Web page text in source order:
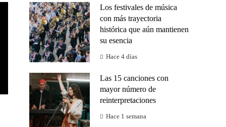
Los festivales de música
con más trayectoria
histórica que aún mantienen
su esencia
Hace 4 días
Las 15 canciones con
mayor número de
reinterpretaciones
Hace 1 semana